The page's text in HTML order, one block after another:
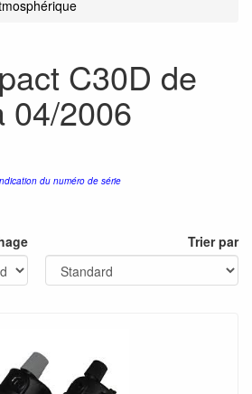
C30D de
04/2006
du numéro de série
Trier par